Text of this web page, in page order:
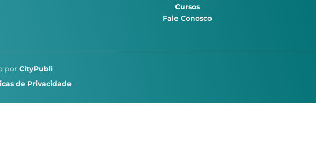
Cursos
Fale Conosco
por CityPubli
de Privacidade